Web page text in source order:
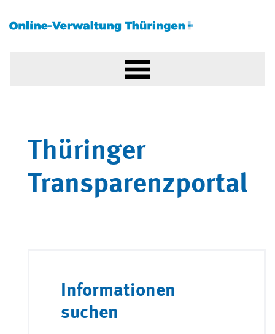
Thüringer
Transparenzportal
Informationen
suchen